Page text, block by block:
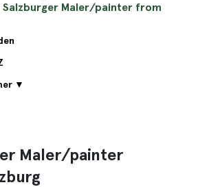
Salzburger Maler/painter from
▼
Maler/painter